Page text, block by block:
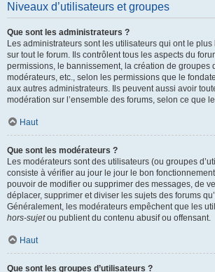
Niveaux d’utilisateurs et groupes
Que sont les administrateurs ?
Les administrateurs sont les utilisateurs qui ont le
sur tout le forum. Ils contrôlent tous les aspects du
permissions, le bannissement, la création de groupes
modérateurs, etc., selon les permissions que le
aux autres administrateurs. Ils peuvent aussi avoir
modération sur l’ensemble des forums, selon ce que
Haut
Que sont les modérateurs ?
Les modérateurs sont des utilisateurs (ou groupes
consiste à vérifier au jour le jour le bon
pouvoir de modifier ou supprimer des messages, de
déplacer, supprimer et diviser les sujets des forums
Généralement, les modérateurs empêchent que les
hors-sujetou publient du contenu abusif ou offensant.
Haut
Que sont les groupes d’utilisateurs ?